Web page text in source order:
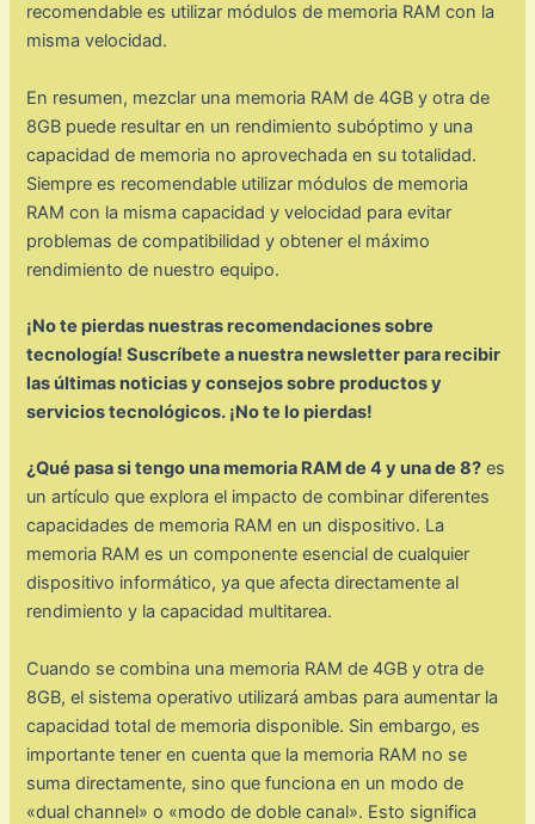
recomendable es utilizar módulos de memoria RAM con la
misma velocidad.
En resumen, mezclar una memoria RAM de 4GB y otra de
8GB puede resultar en un rendimiento subóptimo y una
capacidad de memoria no aprovechada en su totalidad.
Siempre es recomendable utilizar módulos de memoria
RAM con la misma capacidad y velocidad para evitar
problemas de compatibilidad y obtener el máximo
rendimiento de nuestro equipo.
¡No te pierdas nuestras recomendaciones sobre
tecnología! Suscríbete a nuestra newsletter para recibir
las últimas noticias y consejos sobre productos y
servicios tecnológicos. ¡No te lo pierdas!
¿Qué pasa si tengo una memoria RAM de 4 y una de 8? es
un artículo que explora el impacto de combinar diferentes
capacidades de memoria RAM en un dispositivo. La
memoria RAM es un componente esencial de cualquier
dispositivo informático, ya que afecta directamente al
rendimiento y la capacidad multitarea.
Cuando se combina una memoria RAM de 4GB y otra de
8GB, el sistema operativo utilizará ambas para aumentar la
capacidad total de memoria disponible. Sin embargo, es
importante tener en cuenta que la memoria RAM no se
suma directamente, sino que funciona en un modo de
«dual channel» o «modo de doble canal». Esto significa